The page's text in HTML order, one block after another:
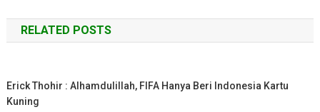
pos
RELATED POSTS
Erick Thohir : Alhamdulillah, FIFA Hanya Beri Indonesia Kartu
Kuning